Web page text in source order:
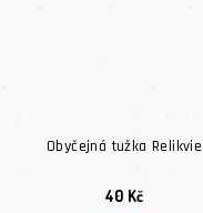
Obyčejná tužka Relikvie
40 Kč